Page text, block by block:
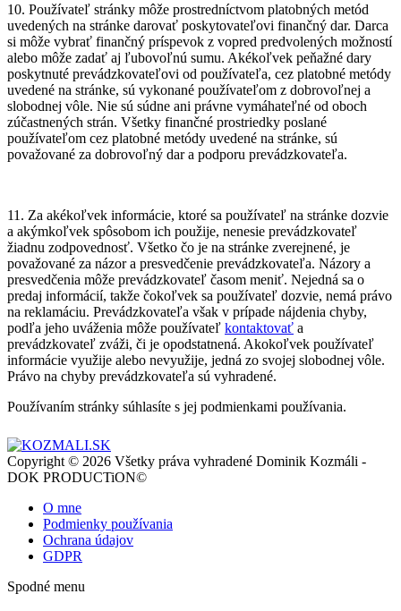
10. Používateľ stránky môže prostredníctvom platobných metód
uvedených na stránke darovať poskytovateľovi finančný dar. Darca
si môže vybrať finančný príspevok z vopred predvolených možností
alebo môže zadať aj ľubovoľnú sumu. Akékoľvek peňažné dary
poskytnuté prevádzkovateľovi od používateľa, cez platobné metódy
uvedené na stránke, sú vykonané používateľom z dobrovoľnej a
slobodnej vôle. Nie sú súdne ani právne vymáhateľné od oboch
zúčastnených strán. Všetky finančné prostriedky poslané
používateľom cez platobné metódy uvedené na stránke, sú
považované za dobrovoľný dar a podporu prevádzkovateľa.
11. Za akékoľvek informácie, ktoré sa používateľ na stránke dozvie
a akýmkoľvek spôsobom ich použije, nenesie prevádzkovateľ
žiadnu zodpovednosť. Všetko čo je na stránke zverejnené, je
považované za názor a presvedčenie prevádzkovateľa. Názory a
presvedčenia môže prevádzkovateľ časom meniť. Nejedná sa o
predaj informácií, takže čokoľvek sa používateľ dozvie, nemá právo
na reklamáciu. Prevádzkovateľa však v prípade nájdenia chyby,
podľa jeho uváženia môže používateľ kontaktovať a
prevádzkovateľ zváži, či je opodstatnená. Akokoľvek používateľ
informácie využije alebo nevyužije, jedná zo svojej slobodnej vôle.
Právo na chyby prevádzkovateľa sú vyhradené.
Používaním stránky súhlasíte s jej podmienkami používania.
Copyright © 2026 Všetky práva vyhradené Dominik Kozmáli -
DOK PRODUCTiON©
O mne
Podmienky používania
Ochrana údajov
GDPR
Spodné menu